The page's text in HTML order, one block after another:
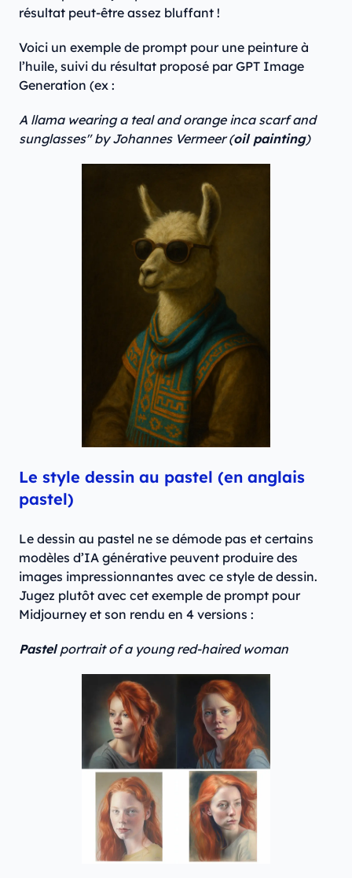
résultat peut-être assez bluffant !
Voici un exemple de prompt pour une peinture à
l’huile, suivi du résultat proposé par GPT Image
Generation (ex :
A llama wearing a teal and orange inca scarf and
sunglasses" by Johannes Vermeer (oil painting)
Le style dessin au pastel (en anglais
pastel)
Le dessin au pastel ne se démode pas et certains
modèles d’IA générative peuvent produire des
images impressionnantes avec ce style de dessin.
Jugez plutôt avec cet exemple de prompt pour
Midjourney et son rendu en 4 versions :
Pastelportrait of a young red-haired woman